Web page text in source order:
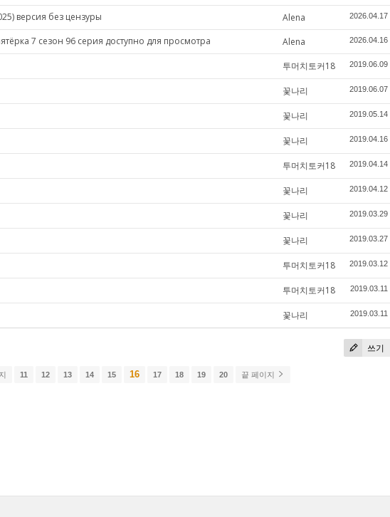
версия без цензуры Alena 2026.04.17
7 сезон 96 серия доступно для просмотра Alena 2026.04.16
투머치토커18 2019.06.09
꽃나리 2019.06.07
꽃나리 2019.05.14
꽃나리 2019.04.16
투머치토커18 2019.04.14
꽃나리 2019.04.12
꽃나리 2019.03.29
꽃나리 2019.03.27
투머치토커18 2019.03.12
투머치토커18 2019.03.11
꽃나리 2019.03.11
쓰기
11 12 13 14 15 16 17 18 19 20 끝 페이지